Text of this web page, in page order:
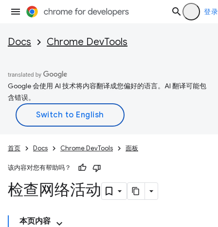
登录
Docs Chrome DevTools
Google 会使用 AI 技术将内容翻译成您偏好的语言。AI 翻译可能包
含错误。
首页 Docs Chrome DevTools 面板
该内容对您有帮助吗？
检查网络活动
本页内容